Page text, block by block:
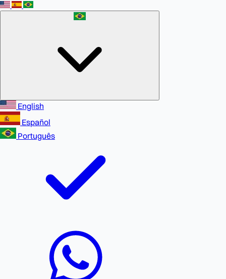
English
Español
Português